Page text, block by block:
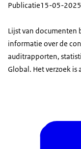
Publicatie15-05-2025
Lijst van documenten
informatie over de
auditrapporten,
Global. Het verzoek is